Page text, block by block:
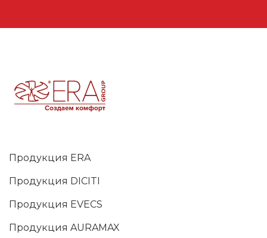
Продукция ERA
Продукция DICITI
Продукция EVECS
Продукция AURAMAX